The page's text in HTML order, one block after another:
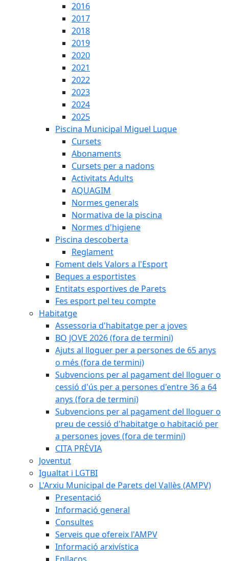
2016
2017
2018
2019
2020
2021
2022
2023
2024
2025
Piscina Municipal Miguel Luque
Cursets
Abonaments
Cursets per a nadons
Activitats Adults
AQUAGIM
Normes generals
Normativa de la piscina
Normes d'higiene
Piscina descoberta
Reglament
Foment dels Valors a l'Esport
Beques a esportistes
Entitats esportives de Parets
Fes esport pel teu compte
Habitatge
Assessoria d'habitatge per a joves
BO JOVE 2026 (fora de termini)
Ajuts al lloguer per a persones de 65 anys
o més (fora de termini)
Subvencions per al pagament del lloguer o
cessió d'ús per a persones d'entre 36 a 64
anys (fora de termini)
Subvencions per al pagament del lloguer o
preu de cessió d'habitatge o habitació per
a persones joves (fora de termini)
CITA PRÈVIA
Joventut
Igualtat i LGTBI
L'Arxiu Municipal de Parets del Vallès (AMPV)
Presentació
Informació general
Consultes
Serveis que ofereix l'AMPV
Informació arxivística